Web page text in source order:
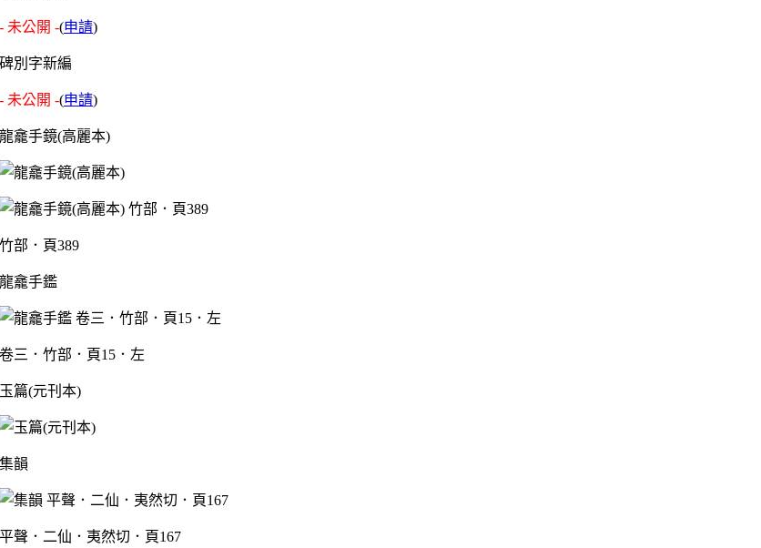
- 未公開 -(申請)
碑別字新編
- 未公開 -(申請)
龍龕手鏡(高麗本)
竹部．頁389
龍龕手鑑
卷三．竹部．頁15．左
玉篇(元刊本)
集韻
平聲．二仙．夷然切．頁167